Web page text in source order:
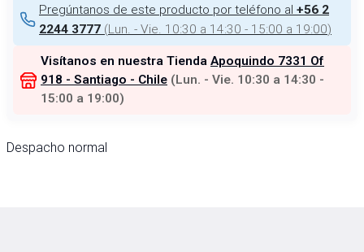
Pregúntanos de este producto por teléfono al +56 2
2244 3777 (Lun. - Vie. 10:30 a 14:30 - 15:00 a 19:00)
Visítanos en nuestra Tienda Apoquindo 7331 Of
918 - Santiago - Chile (Lun. - Vie. 10:30 a 14:30 -
15:00 a 19:00)
Despacho normal